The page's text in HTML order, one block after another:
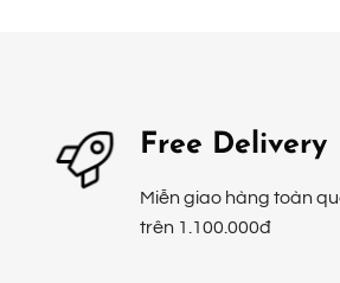
Free Delivery
Miễn giao hàng toàn
trên 1.100.000đ